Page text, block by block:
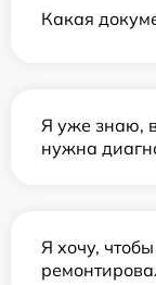
Какая
Я уже знаю,
нужна
Я хочу,